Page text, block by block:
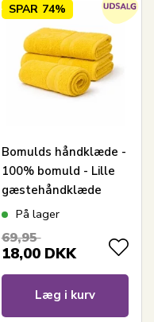
SPAR 74%
Bomulds håndklæde -
100% bomuld - Lille
gæstehåndklæde
30x50 cm - Gul
På lager
69,95
18,00 DKK
Læg i kurv